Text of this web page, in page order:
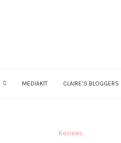
MEDIAKIT CLAIRE’S
Reviews